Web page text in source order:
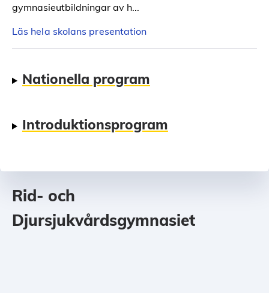
gymnasieutbildningar av h...
Läs hela skolans presentation
Nationella program
Introduktionsprogram
Rid- och
Djursjukvårdsgymnasiet